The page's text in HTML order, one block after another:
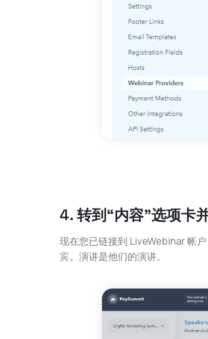
4. 转到“内容”选项卡
现在您已链接到 LiveWebinar 帐
宾。演讲是他们的演讲。